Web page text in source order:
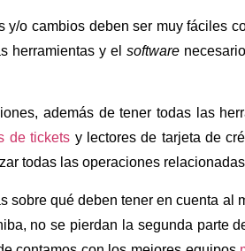
y/o cambios deben ser muy fáciles
herramientas y elsoftware
además de tener todas las
de tickets y lectores de tarjeta de
todas las operaciones
sobre qué deben tener en cuenta
no se pierdan la segunda parte